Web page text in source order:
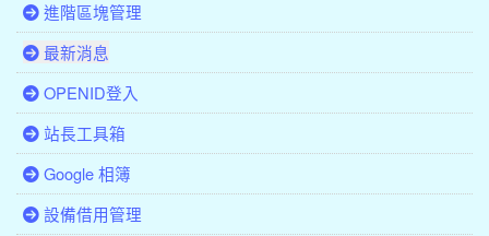
進階區塊管理
最新消息
OPENID登入
站長工具箱
Google 相簿
設備借用管理